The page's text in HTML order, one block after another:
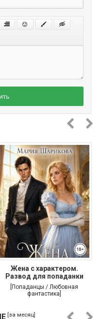
Жена с характером.
Развод для попаданки
[Попаданцы / Любовная
фантастика]
[за месяц]